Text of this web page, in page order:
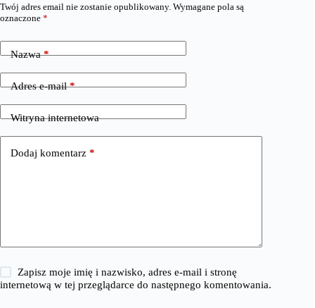
Twój adres email nie zostanie opublikowany. Wymagane pola są
oznaczone *
Nazwa*
Adres e-mail*
Witryna internetowa
Dodaj komentarz *
Zapisz moje imię i nazwisko, adres e-mail i stronę
internetową w tej przeglądarce do następnego komentowania.